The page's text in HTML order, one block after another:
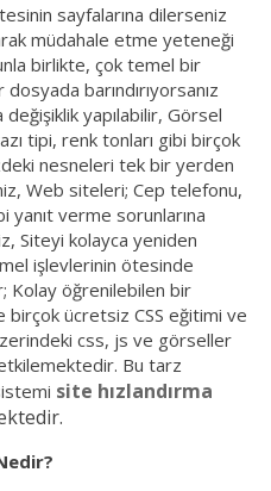
sayfalarına dilerseniz
müdahale etme yeteneği
birlikte, çok temel bir
dosyada barındırıyorsanız
yapılabilir, Görsel
tipi, renk tonları gibi birçok
nesneleri tek bir yerden
Web siteleri; Cep telefonu,
verme sorunlarına
Siteyi kolayca yeniden
işlevlerinin ötesinde
Kolay öğrenilebilen bir
ücretsiz CSS eğitimi ve
css, js ve görseller
etkilemektedir. Bu tarz
site hızlandırma